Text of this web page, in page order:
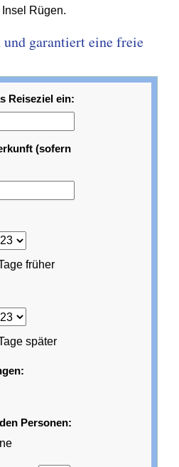
Rügen.
und garantiert eine freie
Reiseziel ein:
(sofern
früher
später
Personen: